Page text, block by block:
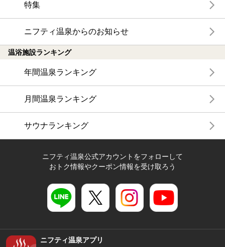
特集
ニフティ温泉からのお知らせ
温浴施設ランキング
年間温泉ランキング
月間温泉ランキング
サウナランキング
ニフティ温泉公式アカウントをフォローして
おトク情報やクーポン情報を受け取ろう
ニフティ温泉アプリ